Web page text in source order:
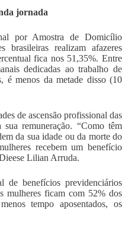
jornada
por Amostra de Domicílio
realizam afazeres
fica nos 51,35%. Entre
dedicadas ao trabalho de
é menos da metade disso (10
de ascensão profissional das
remuneração. “Como têm
da sua idade ou da morte do
recebem um benefício
Lilian Arruda.
de benefícios previdenciários
mulheres ficam com 52% dos
tempo aposentados, os